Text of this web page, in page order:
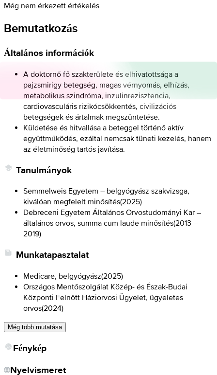
Még nem érkezett értékelés
Bemutatkozás
Általános információk
A doktornő fő szakterülete és elhivatottsága a
pajzsmirigy betegség, magas vérnyomás, elhízás,
metabolikus szindróma, inzulinrezisztencia,
cardiovasculáris rizikócsökkentés, civilizációs
betegségek és ártalmak megszüntetése.
Küldetése és hitvallása a beteggel történő aktív
együttműködés, ezáltal nemcsak tüneti kezelés, hanem
az életminőség tartós javítása.
Tanulmányok
Semmelweis Egyetem – belgyógyász szakvizsga,
kiválóan megfelelt minősítés(2025)
Debreceni Egyetem Általános Orvostudományi Kar –
általános orvos, summa cum laude minősítés(2013 –
2019)
Munkatapasztalat
Medicare, belgyógyász(2025)
Országos Mentőszolgálat Közép- és Észak-Budai
Központi Felnőtt Háziorvosi Ügyelet, ügyeletes
orvos(2024)
Még több mutatása
Fénykép
Nyelvismeret